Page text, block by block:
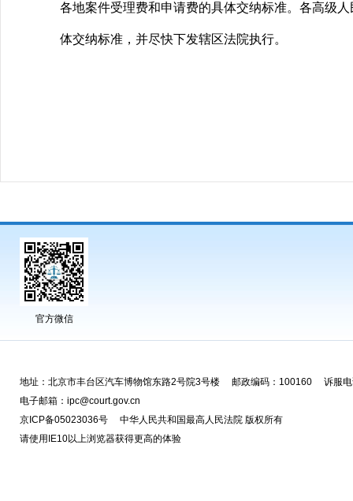
各地案件受理费和申请费的具体交纳标准。各高级
体交纳标准，并尽快下发辖区法院执行。
官方微信
地址：北京市丰台区汽车博物馆东路2号院3号楼 邮政编码：100160 诉服
电子邮箱：ipc@court.gov.cn
京ICP备05023036号 中华人民共和国最高人民法院 版权所有
请使用IE10以上浏览器获得更高的体验